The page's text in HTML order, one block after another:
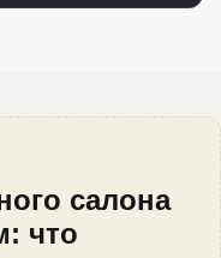
салона
что